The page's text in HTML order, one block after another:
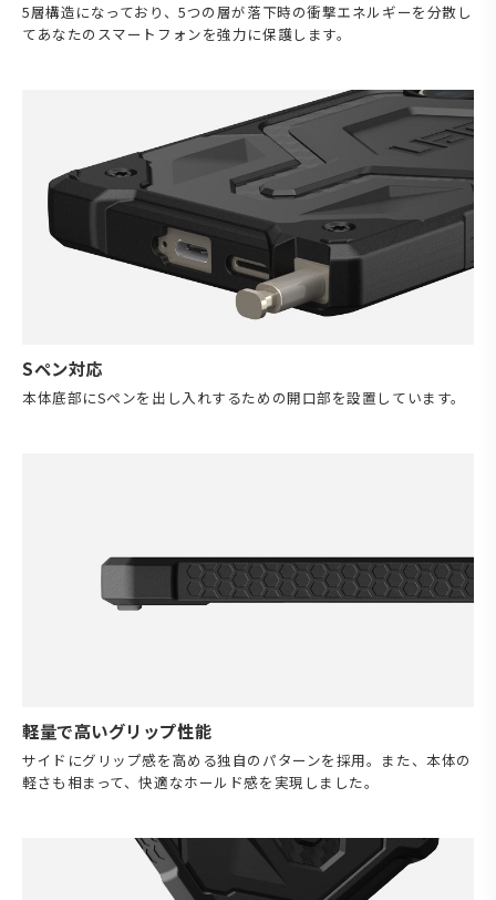
5層構造になっており、5つの層が落下時の衝撃エネルギーを分散し
てあなたのスマートフォンを強力に保護します。
Sペン対応
本体底部にSペンを出し入れするための開口部を設置しています。
軽量で高いグリップ性能
サイドにグリップ感を高める独自のパターンを採用。また、本体の
軽さも相まって、快適なホールド感を実現しました。